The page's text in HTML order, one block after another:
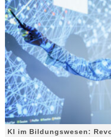
KI im Bildungswesen: